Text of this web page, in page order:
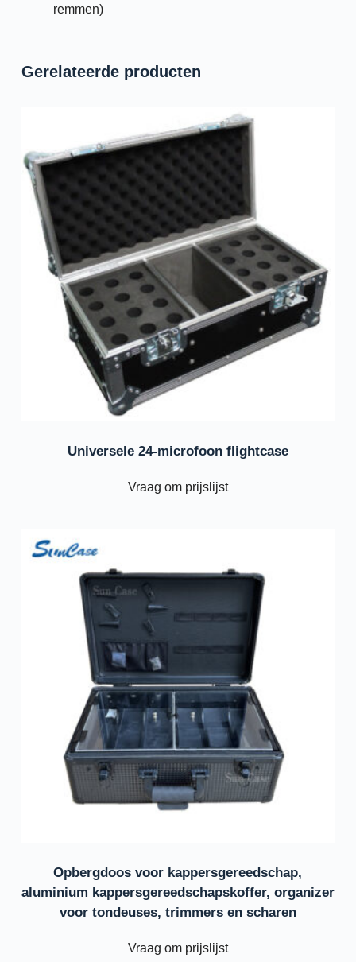
remmen)
Gerelateerde producten
Universele 24-microfoon flightcase
Vraag om prijslijst
Opbergdoos voor kappersgereedschap,
aluminium kappersgereedschapskoffer, organizer
voor tondeuses, trimmers en scharen
Vraag om prijslijst